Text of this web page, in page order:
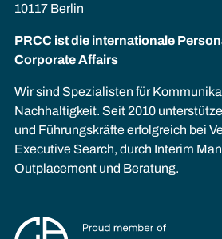
10117 Berlin
PRCC ist die internationale
Corporate Affairs
Wir sind Spezialisten für
Nachhaltigkeit. Seit 2010
und Führungskräfte erfolgreich bei
Executive Search, durch Interim
Outplacement und Beratung.